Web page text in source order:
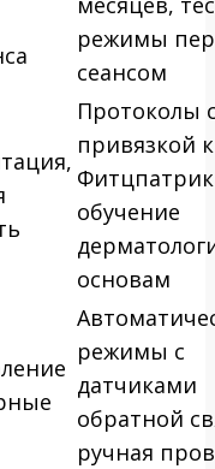
режимы
сеансом
Протоколы
привязкой
обучение
основам
режимы с
датчиками
обратной
ручная